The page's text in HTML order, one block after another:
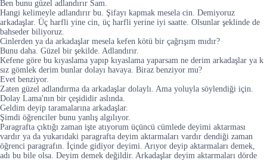
Ben bunu güzel adlandırır Sam.
Hangi kelimeyle adlandırır bu. Şifayı kapmak mesela cin. Demiyoruz
arkadaşlar. Üç harfli yine cin, üç harfli yerine iyi saatte. Olsunlar şeklinde de
bahseder biliyoruz.
Cinlerden ya da arkadaşlar mesela kefen kötü bir çağrışım mıdır?
Bunu daha. Güzel bir şekilde. Adlandırır.
Kefene göre bu kıyaslama yapıp kıyaslama yaparsam ne derim arkadaşlar ya k
sız gömlek derim bunlar dolayı havaya. Biraz benziyor mu?
Evet benziyor.
Zaten güzel adlandırma da arkadaşlar dolaylı. Ama yoluyla söylendiği için.
Dolay Lama'nın bir çeşididir aslında.
Geldim deyip taramalarına arkadaşlar.
Şimdi öğrenciler bunu yanlış algılıyor.
Paragrafta çıktığı zaman işte atıyorum üçüncü cümlede deyimi aktarması
vardır ya da yukarıdaki paragrafta deyim aktarmaları vardır dendiği zaman
öğrenci paragrafın. İçinde gidiyor deyimi. Arıyor deyip aktarmaları demek,
adı bu bile olsa. Deyim demek değildir. Arkadaşlar deyim aktarmaları dörde